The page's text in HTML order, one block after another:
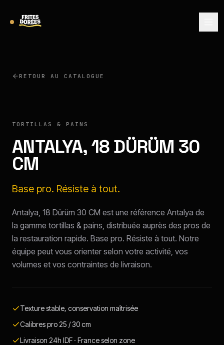
RETOUR AU CATALOGUE
TORTILLAS & PAINS
ANTALYA, 18 DÜRÜM 30
CM
Base pro. Résiste à tout.
Antalya, 18 Dürüm 30 CM est une référence Antalya de
la gamme tortillas & pains, distribuée auprès des pros de
la restauration rapide. Base pro. Résiste à tout. Notre
équipe peut vous orienter selon votre activité, vos
volumes et vos contraintes de livraison.
Texture stable, conservation maîtrisée
Calibres pro 25 / 30 cm
Livraison 24h IDF · France selon zone